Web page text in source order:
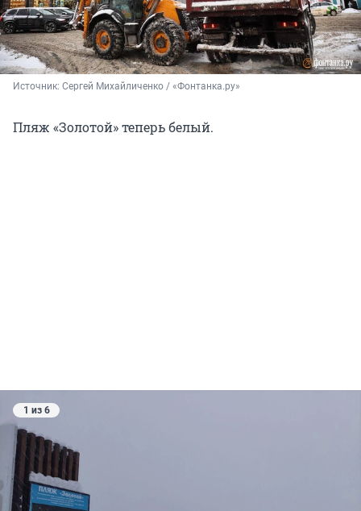
Источник: Сергей Михайличенко / «Фонтанка.ру»
Пляж «Золотой» теперь белый.
1 из 6